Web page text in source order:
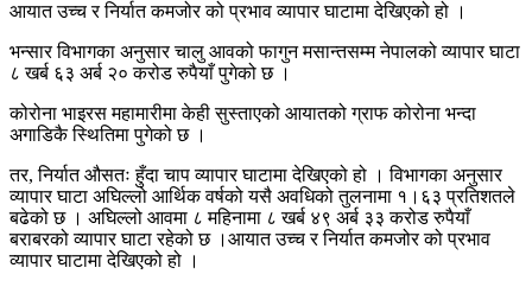
आयात उच्च र निर्यात कमजोर को प्रभाव व्यापार घाटामा देखिएको हो ।
भन्सार विभागका अनुसार चालु आवको फागुन मसान्तसम्म नेपालको व्यापार घाटा
८ खर्ब ६३ अर्ब २० करोड रुपैयाँ पुगेको छ ।
कोरोना भाइरस महामारीमा केही सुस्ताएको आयातको ग्राफ कोरोना भन्दा
अगाडिकै स्थितिमा पुगेको छ ।
तर, निर्यात औसतः हुँदा चाप व्यापार घाटामा देखिएको हो । विभागका अनुसार
व्यापार घाटा अघिल्लो आर्थिक वर्षको यसै अवधिको तुलनामा १।६३ प्रतिशतले
बढेको छ । अघिल्लो आवमा ८ महिनामा ८ खर्ब ४९ अर्ब ३३ करोड रुपैयाँ
बराबरको व्यापार घाटा रहेको छ ।आयात उच्च र निर्यात कमजोर को प्रभाव
व्यापार घाटामा देखिएको हो ।